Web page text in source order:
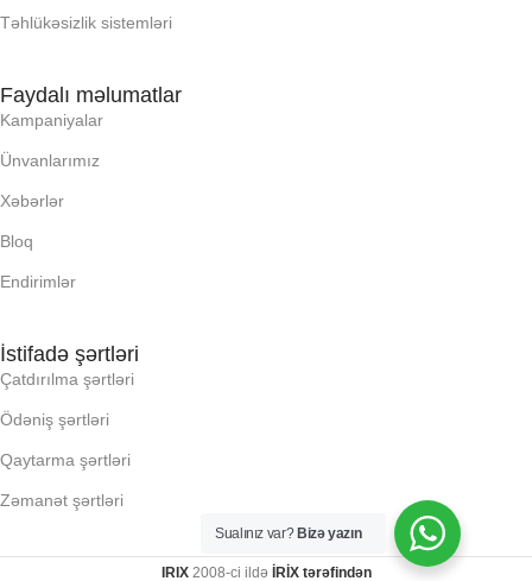
LLR (E X H X D), MM:
Təhlükəsizlik sistemləri
Faydalı məlumatlar
Kampaniyalar
Ünvanlarımız
Xəbərlər
Bloq
Endirimlər
İstifadə şərtləri
Çatdırılma şərtləri
Ödəniş şərtləri
Qaytarma şərtləri
Zəmanət şərtləri
IRIX 2008-ci ildə İRİX tərəfindən
Sualınız var? Bizə yazın